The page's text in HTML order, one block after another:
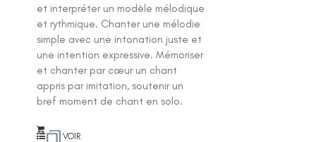
et interpréter un modèle mélodique
et rythmique. Chanter une mélodie
simple avec une intonation juste et
une intention expressive. Mémoriser
et chanter par cœur un chant
appris par imitation, soutenir un
bref moment de chant en solo.
VOIR